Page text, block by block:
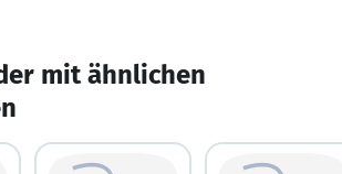
mit ähnlichen